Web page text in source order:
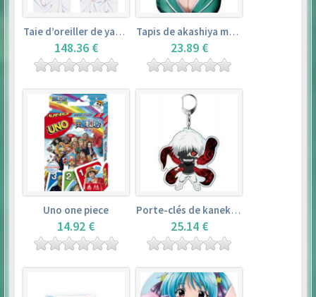
Taie d’oreiller de yamada elf – eromanga sensei
148.36 €
Tapis de akashiya moka – rosario + vampire
23.89 €
Uno one piece
14.92 €
Porte-clés de kaneki ken – tokyo ghoul
25.14 €